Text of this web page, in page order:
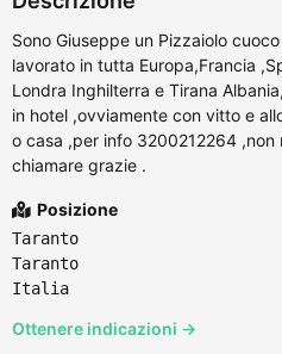
Sono Giuseppe un Pizzaiolo
lavorato in tutta Europa,Francia
Londra Inghilterra e Tirana
in hotel ,ovviamente con vitto e
o casa ,per info 3200212264 ,non
chiamare grazie .
Posizione
Taranto
Taranto
Italia
Ottenere indicazioni →